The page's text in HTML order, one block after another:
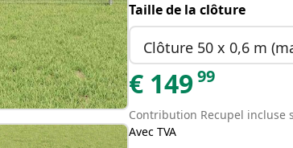
Taille de la clôture
Clôture 50 x 0,6 m
€ 14999
Contribution Recupel incluse
Avec TVA